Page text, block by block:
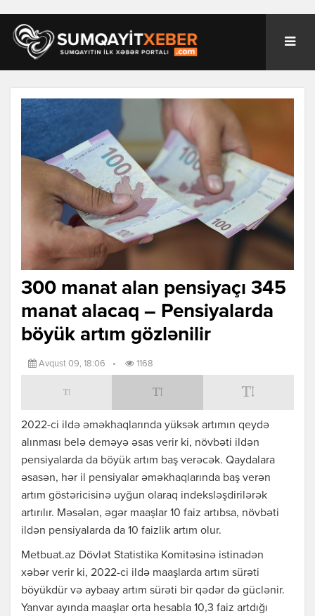
300 manat alan pensiyaçı 345
manat alacaq – Pensiyalarda
böyük artım gözlənilir
Avqust 09, 18:06 • 1168
2022-ci ildə əməkhaqlarında yüksək artımın qeydə
alınması belə deməyə əsas verir ki, növbəti ildən
pensiyalarda da böyük artım baş verəcək. Qaydalara
əsasən, hər il pensiyalar əməkhaqlarında baş verən
artım göstəricisinə uyğun olaraq indeksləşdirilərək
artırılır. Məsələn, əgər maaşlar 10 faiz artıbsa, növbəti
ildən pensiyalarda da 10 faizlik artım olur.
Metbuat.az Dövlət Statistika Komitəsinə istinadən
xəbər verir ki, 2022-ci ildə maaşlarda artım sürəti
böyükdür və aybaay artım sürəti bir qədər də güclənir.
Yanvar ayında maaşlar orta hesabla 10,3 faiz artdığı